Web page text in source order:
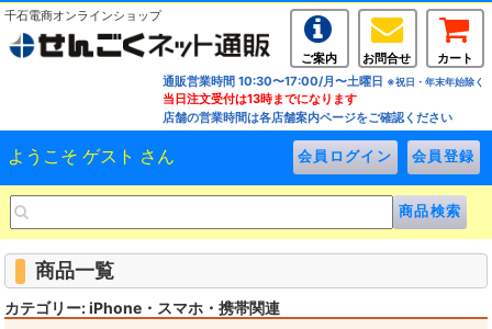
千石電商オンラインショップ
ご案内 お問合せ
カート
通販営業時間 10:30〜17:00/月〜土曜日 ※祝日・年末年始除く
当日注文受付は13時までになります
店舗の営業時間は各店舗案内ページをご確認ください
ようこそ ゲスト さん
商品一覧
カテゴリー: iPhone・スマホ・携帯関連